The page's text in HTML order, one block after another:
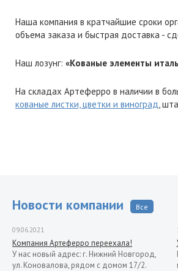
Наша компания в кратчайшие сроки
объема заказа и быстрая доставка -
Наш лозунг: «Кованые элементы
На складах Артеферро в наличии в
кованые листки, цветки и виноград,
Новости компании Все
09.06.2021
Компания Артеферро переехала!
У нас новый адрес: г. Нижний Новгород,
ул. Коновалова, рядом с домом 17/2.